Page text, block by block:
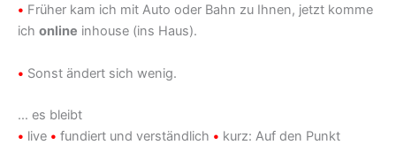
• Früher kam ich mit Auto oder Bahn zu Ihnen, jetzt komme
ich online inhouse (ins Haus).
• Sonst ändert sich wenig.
… es bleibt
• live • fundiert und verständlich • kurz: Auf den Punkt